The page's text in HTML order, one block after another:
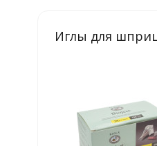
Иглы для